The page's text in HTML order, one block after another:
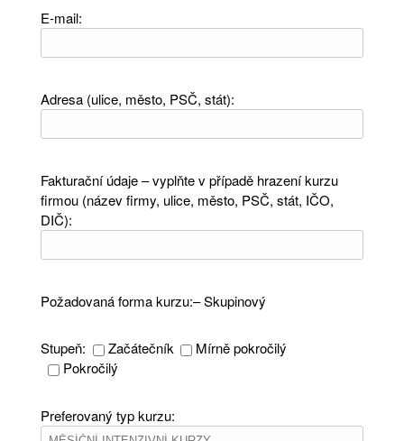
E-mail:
Adresa (ulice, město, PSČ, stát):
Fakturační údaje – vyplňte v případě hrazení kurzu
firmou (název firmy, ulice, město, PSČ, stát, IČO,
DIČ):
Požadovaná forma kurzu:– Skupinový
Stupeň: Začátečník
Mírně pokročilý
Pokročilý
Preferovaný typ kurzu: